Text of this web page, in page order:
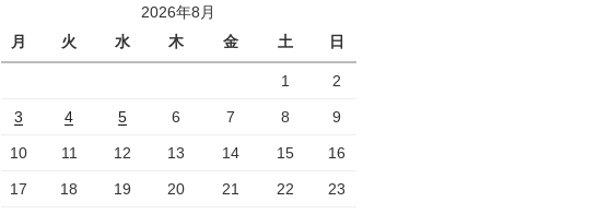
2026年8月
月
火 水 木 金 土 日
1 2
3 4 5 6 7 8 9
10 11 12 13 14 15 16
17 18 19 20 21 22 23